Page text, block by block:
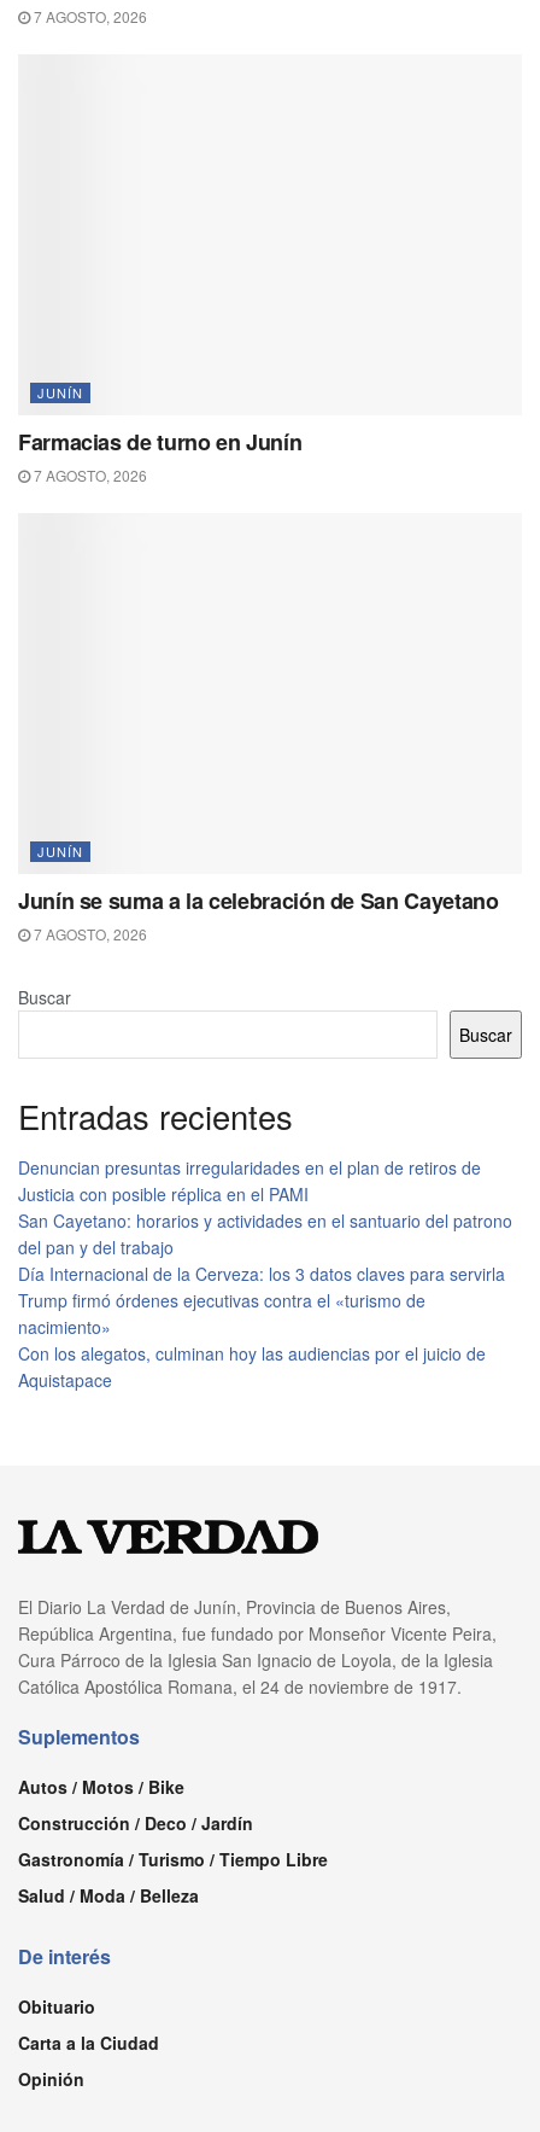
7 AGOSTO, 2026
JUNÍN
Farmacias de turno en Junín
7 AGOSTO, 2026
JUNÍN
Junín se suma a la celebración de San Cayetano
7 AGOSTO, 2026
Buscar
Buscar
Entradas recientes
Denuncian presuntas irregularidades en el plan de retiros de
Justicia con posible réplica en el PAMI
San Cayetano: horarios y actividades en el santuario del patrono
del pan y del trabajo
Día Internacional de la Cerveza: los 3 datos claves para servirla
Trump firmó órdenes ejecutivas contra el «turismo de
nacimiento»
Con los alegatos, culminan hoy las audiencias por el juicio de
Aquistapace
El Diario La Verdad de Junín, Provincia de Buenos Aires,
República Argentina, fue fundado por Monseñor Vicente Peira,
Cura Párroco de la Iglesia San Ignacio de Loyola, de la Iglesia
Católica Apostólica Romana, el 24 de noviembre de 1917.
Suplementos
Autos / Motos / Bike
Construcción / Deco / Jardín
Gastronomía / Turismo / Tiempo Libre
Salud / Moda / Belleza
De interés
Obituario
Carta a la Ciudad
Opinión